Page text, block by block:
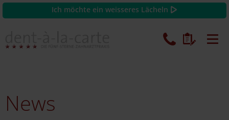
Ich möchte ein weisseres Lächeln
News